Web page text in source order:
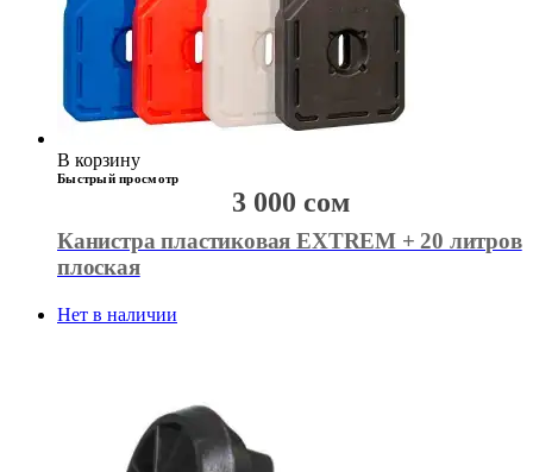
В корзину
Быстрый просмотр
Канистра пластиковая EXTREM + 20 литров
плоская
3 000 сом
Нет в наличии